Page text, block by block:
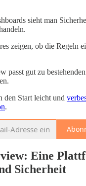
sieht man
zeigen, ob die Regeln
passt gut zu
den Start leicht und
.
Eine
Sicherheit